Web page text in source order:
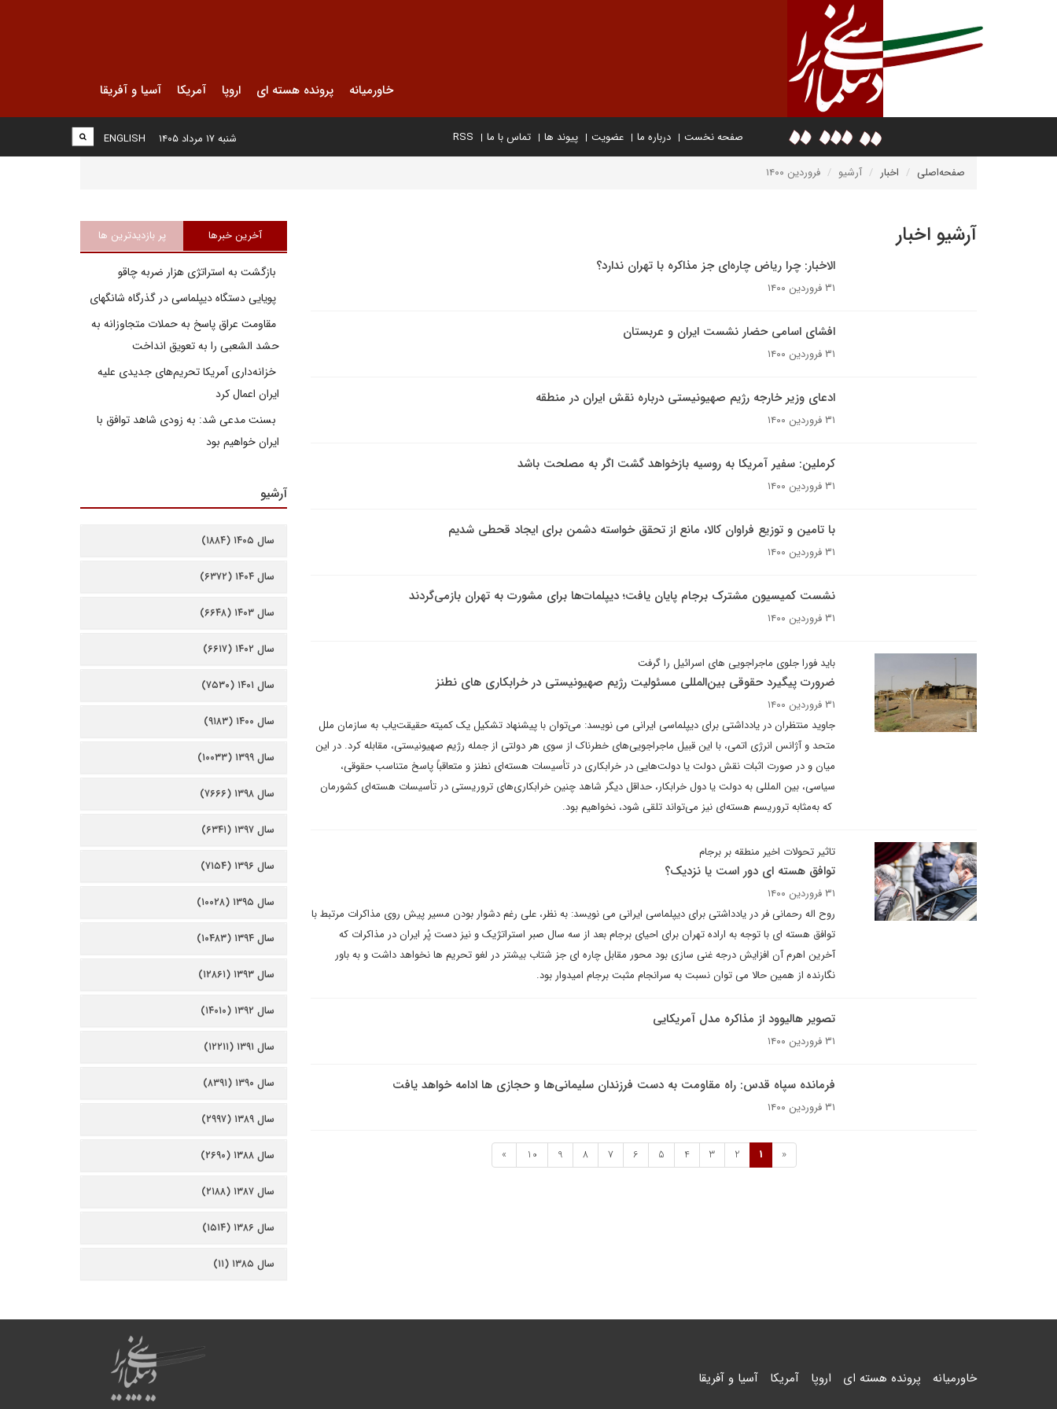
خاورمیانه پرونده هسته ای اروپا آمریکا آسیا و آفریقا
صفحه نخست درباره ما عضویت پیوند ها تماس با ما RSS
ENGLISH شنبه ۱۷ مرداد ۱۴۰۵
صفحه‌اصلی اخبار آرشیو فروردین ۱۴۰۰
آرشیو اخبار
الاخبار: چرا ریاض چاره‌ای جز مذاکره با تهران ندارد؟
۳۱ فروردین ۱۴۰۰
افشای اسامی حضار نشست ایران و عربستان
۳۱ فروردین ۱۴۰۰
ادعای وزیر خارجه رژیم صهیونیستی درباره نقش ایران در منطقه
۳۱ فروردین ۱۴۰۰
کرملین: سفیر آمریکا به روسیه بازخواهد گشت اگر به مصلحت باشد
۳۱ فروردین ۱۴۰۰
با تامین و توزیع فراوان کالا، مانع از تحقق خواسته دشمن برای ایجاد قحطی شدیم
۳۱ فروردین ۱۴۰۰
نشست کمیسیون مشترک برجام پایان یافت؛ دیپلمات‌ها برای مشورت به تهران بازمی‌گردند
۳۱ فروردین ۱۴۰۰
باید فورا جلوی ماجراجویی های اسرائیل را گرفت
ضرورت پیگیرد حقوقی بین‌المللی مسئولیت رژیم صهیونیستی در خرابکاری های نطنز
۳۱ فروردین ۱۴۰۰
جاوید منتظران در یادداشتی برای دیپلماسی ایرانی می نویسد: می‌توان با پیشنهاد تشکیل یک کمیته حقیقت‌یاب به سازمان ملل
متحد و آژانس انرژی اتمی، با این قبیل ماجراجویی‌های خطرناک از سوی هر دولتی از جمله رژیم صهیونیستی، مقابله کرد. در این
میان و در صورت اثبات نقش دولت یا دولت‌هایی در خرابکاری در تأسیسات هسته‌ای نطنز و متعاقباً پاسخ متناسب حقوقی،
سیاسی، بین المللی به دولت یا دول خرابکار، حداقل دیگر شاهد چنین خرابکاری‌های تروریستی در تأسیسات هسته‌ای کشورمان
که به‌مثابه تروریسم هسته‌ای نیز می‌تواند تلقی شود، نخواهیم بود.
تاثیر تحولات اخیر منطقه بر برجام
توافق هسته اى دور است یا نزدیک؟
۳۱ فروردین ۱۴۰۰
روح اله رحمانی فر در یادداشتی برای دیپلماسی ایرانی می نویسد: به نظر، علی رغم دشوار بودن مسیر پیش روى مذاکرات مرتبط با
توافق هسته اى با توجه به اراده تهران براى احیاى برجام بعد از سه سال صبر استراتژیک و نیز دست پُر ایران در مذاکرات که
آخرین اهرم آن افزایش درجه غنى سازى بود محور مقابل چاره اى جز شتاب بیشتر در لغو تحریم ها نخواهد داشت و به باور
نگارنده از همین حالا مى توان نسبت به سرانجام مثبت برجام امیدوار بود.
تصویر هالیوود از مذاکره مدل آمریکایی
۳۱ فروردین ۱۴۰۰
فرمانده سپاه قدس: راه مقاومت به دست فرزندان سلیمانی‌ها و حجازی ها ادامه خواهد یافت
۳۱ فروردین ۱۴۰۰
«
1
2
3
4
5
6
7
8
9
10
»
آخرین خبرها پر بازدیدترین ها
بازگشت به استراتژی هزار ضربه چاقو
پویایی دستگاه دیپلماسی در گذرگاه شانگهای
مقاومت عراق پاسخ به حملات متجاوزانه به
حشد الشعبی را به تعویق انداخت
خزانه‌داری آمریکا تحریم‌های جدیدی علیه
ایران اعمال کرد
بسنت مدعی شد: به زودی شاهد توافق با
ایران خواهیم بود
آرشیو
سال ۱۴۰۵ (۱۸۸۴)
سال ۱۴۰۴ (۶۳۷۲)
سال ۱۴۰۳ (۶۶۴۸)
سال ۱۴۰۲ (۶۶۱۷)
سال ۱۴۰۱ (۷۵۳۰)
سال ۱۴۰۰ (۹۱۸۳)
سال ۱۳۹۹ (۱۰۰۳۳)
سال ۱۳۹۸ (۷۶۶۶)
سال ۱۳۹۷ (۶۳۴۱)
سال ۱۳۹۶ (۷۱۵۴)
سال ۱۳۹۵ (۱۰۰۲۸)
سال ۱۳۹۴ (۱۰۴۸۳)
سال ۱۳۹۳ (۱۲۸۶۱)
سال ۱۳۹۲ (۱۴۰۱۰)
سال ۱۳۹۱ (۱۲۲۱۱)
سال ۱۳۹۰ (۸۳۹۱)
سال ۱۳۸۹ (۲۹۹۷)
سال ۱۳۸۸ (۲۶۹۰)
سال ۱۳۸۷ (۲۱۸۸)
سال ۱۳۸۶ (۱۵۱۴)
سال ۱۳۸۵ (۱۱)
خاورمیانه پرونده هسته ای اروپا آمریکا آسیا و آفریقا